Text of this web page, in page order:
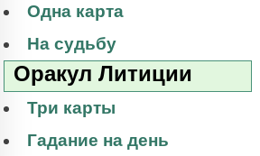
Одна карта
На судьбу
Оракул Литиции
Три карты
Гадание на день